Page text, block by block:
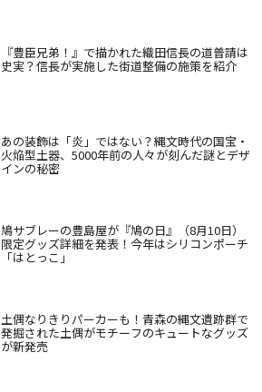
『豊臣兄弟！』で描かれた織田信長の道普請は
史実？信長が実施した街道整備の施策を紹介
あの装飾は「炎」ではない？縄文時代の国宝・
火焔型土器、5000年前の人々が刻んだ謎とデザ
インの秘密
鳩サブレーの豊島屋が『鳩の日』（8月10日）
限定グッズ詳細を発表！今年はシリコンポーチ
「はとっこ」
土偶なりきりパーカーも！青森の縄文遺跡群で
発掘された土偶がモチーフのキュートなグッズ
が新発売